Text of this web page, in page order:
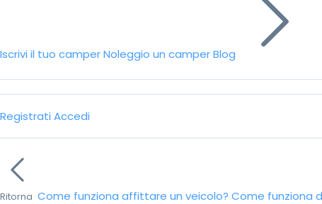
Iscrivi il tuo camperNoleggio un camperBlog
Registrati Accedi
Ritorna Come funziona affittare un veicolo? Come funziona